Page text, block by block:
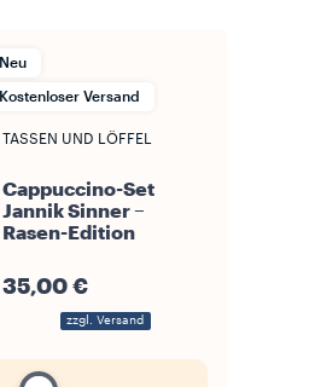
Neu
Kostenloser Versand
TASSEN UND LÖFFEL
Cappuccino-Set
Jannik Sinner –
Rasen-Edition
35,00 €
zzgl. Versand